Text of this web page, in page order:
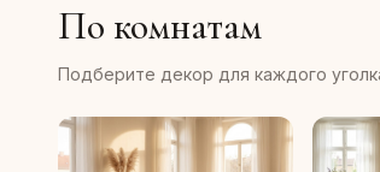
По комнатам
Подберите декор для каждого